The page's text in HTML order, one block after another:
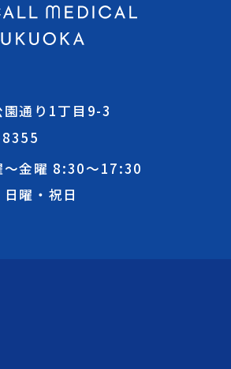
通り1丁目9-3
金曜 8:30～17:30
曜・祝日